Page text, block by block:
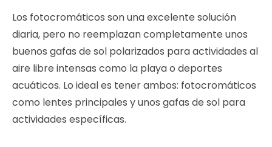
Los fotocromáticos son una excelente solución
diaria, pero no reemplazan completamente unos
buenos gafas de sol polarizados para actividades al
aire libre intensas como la playa o deportes
acuáticos. Lo ideal es tener ambos: fotocromáticos
como lentes principales y unos gafas de sol para
actividades específicas.